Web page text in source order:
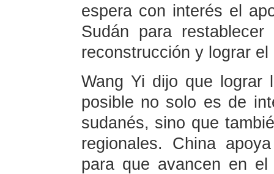
espera con interés el
Sudán para
reconstrucción y lograr el
Wang Yi dijo que lograr
posible no solo es de
sudanés, sino que
regionales. China
para que avancen en